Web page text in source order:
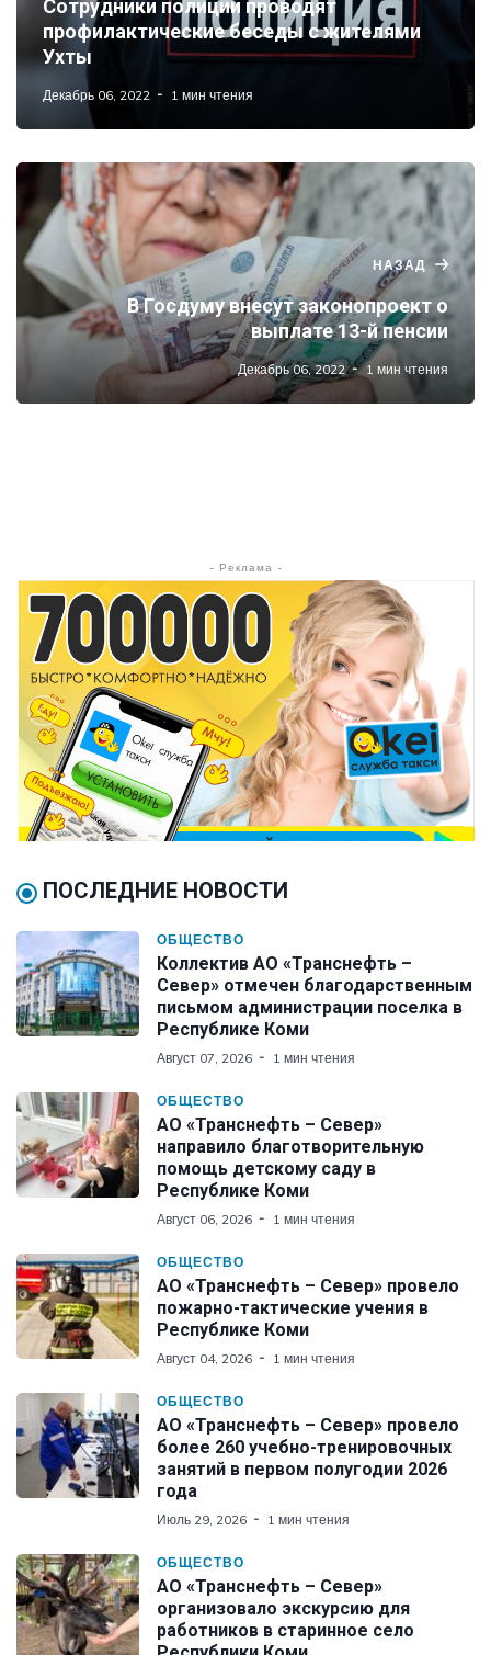
Сотрудники полиции проводят
профилактические беседы с жителями
Ухты
Декабрь 06, 2022 1 мин чтения
НАЗАД
В Госдуму внесут законопроект о
выплате 13-й пенсии
Декабрь 06, 2022 1 мин чтения
- Реклама -
ПОСЛЕДНИЕ НОВОСТИ
ОБЩЕСТВО
Коллектив АО «Транснефть –
Север» отмечен благодарственным
письмом администрации поселка в
Республике Коми
Август 07, 2026 1 мин чтения
ОБЩЕСТВО
АО «Транснефть – Север»
направило благотворительную
помощь детскому саду в
Республике Коми
Август 06, 2026 1 мин чтения
ОБЩЕСТВО
АО «Транснефть – Север» провело
пожарно-тактические учения в
Республике Коми
Август 04, 2026 1 мин чтения
ОБЩЕСТВО
АО «Транснефть – Север» провело
более 260 учебно-тренировочных
занятий в первом полугодии 2026
года
Июль 29, 2026 1 мин чтения
ОБЩЕСТВО
АО «Транснефть – Север»
организовало экскурсию для
работников в старинное село